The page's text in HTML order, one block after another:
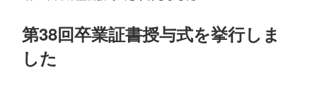
第38回卒業証書授与式を挙行しま
した